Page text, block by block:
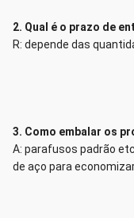
2. Qual é o prazo de
R: depende das
3. Como embalar os
A: parafusos padrão
de aço para